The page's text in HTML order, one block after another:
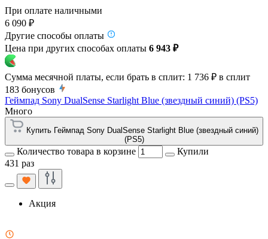
При оплате наличными
6 090 ₽
Другие способы оплаты
Цена при других способах оплаты 6 943 ₽
Сумма месячной платы, если брать в сплит: 1 736 ₽ в сплит
183 бонусов
Геймпад Sony DualSense Starlight Blue (звездный синий) (PS5)
Много
Купить Геймпад Sony DualSense Starlight Blue (звездный синий)
(PS5)
Количество товара в корзине
Купили
431 раз
Акция